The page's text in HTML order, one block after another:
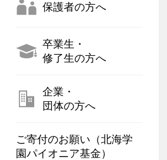
保護者の方へ
卒業生・
修了生の方へ
企業・
団体の方へ
ご寄付のお願い（北海学
園パイオニア基金）